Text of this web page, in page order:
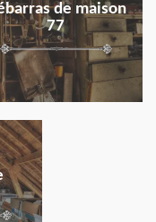
de maison
77